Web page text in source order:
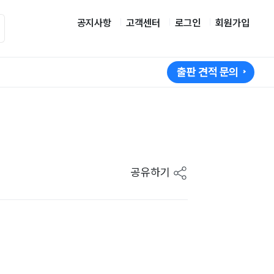
공지사항 고객센터 로그인 회원가입
출판 견적 문의
공유하기